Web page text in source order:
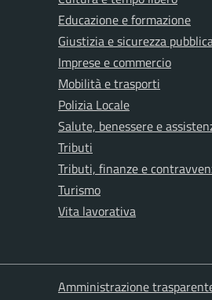
Educazione e formazione
Giustizia e sicurezza
Imprese e commercio
Mobilità e trasporti
Polizia Locale
Salute, benessere e
Tributi
Tributi, finanze e
Turismo
Vita lavorativa
Amministrazione